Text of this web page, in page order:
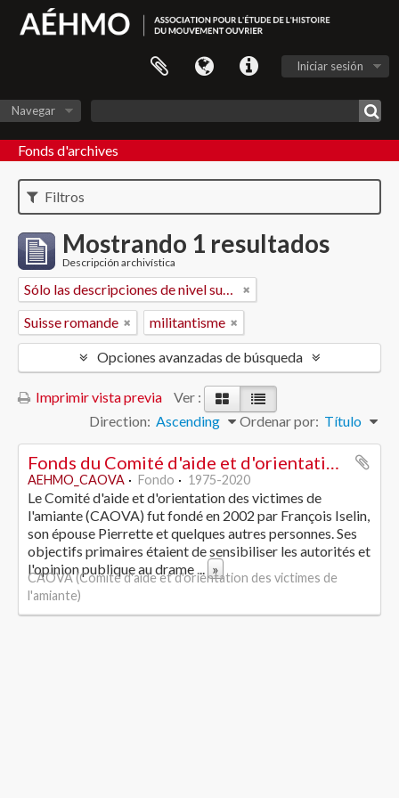
Iniciar sesión
Navegar
Fonds d'archives
Filtros
Mostrando 1 resultados
Descripción archivística
Sólo las descripciones de nivel superior
Suisse romande
militantisme
Opciones avanzadas de búsqueda
Imprimir vista previa
Ver :
Ordenar por: Título
Direction: Ascending
Fonds du Comité d'aide et d'orientation des victimes de l'amiante
AEHMO_CAOVA Fondo 1975-2020
Le Comité d'aide et d'orientation des victimes de
l'amiante (CAOVA) fut fondé en 2002 par François Iselin,
son épouse Pierrette et quelques autres personnes. Ses
objectifs primaires étaient de sensibiliser les autorités et
l'opinion publique au drame... »
CAOVA (Comité d'aide et d'orientation des victimes de
l'amiante)